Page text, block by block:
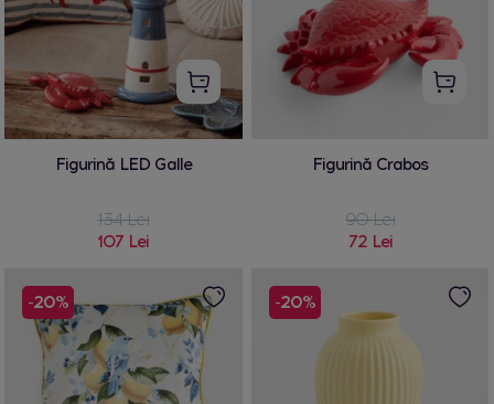
Figurină LED Galle
134 Lei
107 Lei
Figurină Crabos
90 Lei
72 Lei
-20% -20%